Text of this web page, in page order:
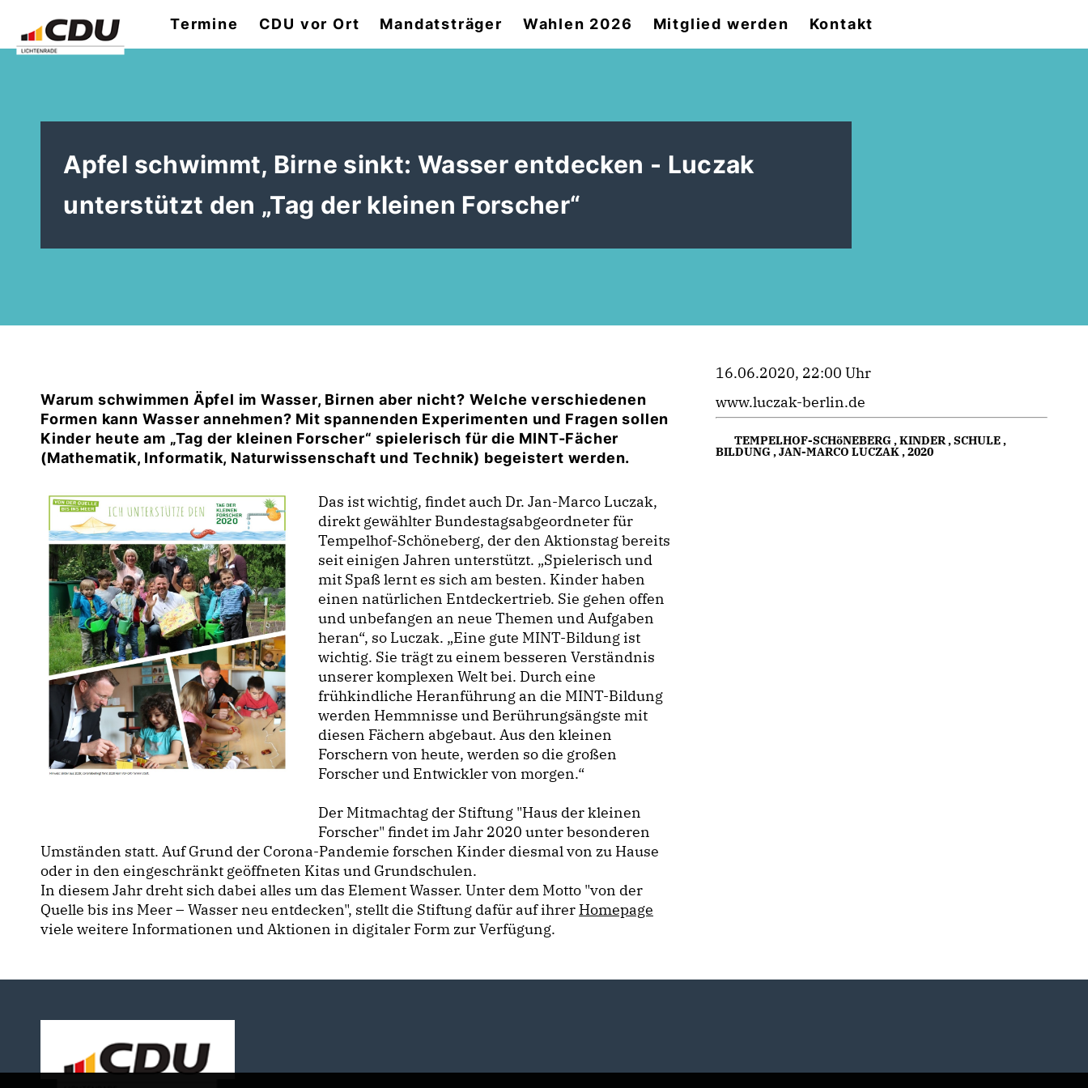
Termine CDU vor Ort Mandatsträger Wahlen 2026 Mitglied werden Kontakt
Apfel schwimmt, Birne sinkt: Wasser entdecken - Luczak
unterstützt den „Tag der kleinen Forscher“
Warum schwimmen Äpfel im Wasser, Birnen aber nicht? Welche verschiedenen
Formen kann Wasser annehmen? Mit spannenden Experimenten und Fragen sollen
Kinder heute am „Tag der kleinen Forscher“ spielerisch für die MINT-Fächer
(Mathematik, Informatik, Naturwissenschaft und Technik) begeistert werden.
Das ist wichtig, findet auch Dr. Jan-Marco Luczak,
direkt gewählter Bundestagsabgeordneter für
Tempelhof-Schöneberg, der den Aktionstag bereits
seit einigen Jahren unterstützt. „Spielerisch und
mit Spaß lernt es sich am besten. Kinder haben
einen natürlichen Entdeckertrieb. Sie gehen offen
und unbefangen an neue Themen und Aufgaben
heran“, so Luczak. „Eine gute MINT-Bildung ist
wichtig. Sie trägt zu einem besseren Verständnis
unserer komplexen Welt bei. Durch eine
frühkindliche Heranführung an die MINT-Bildung
werden Hemmnisse und Berührungsängste mit
diesen Fächern abgebaut. Aus den kleinen
Forschern von heute, werden so die großen
Forscher und Entwickler von morgen.“
Der Mitmachtag der Stiftung "Haus der kleinen
Forscher" findet im Jahr 2020 unter besonderen
Umständen statt. Auf Grund der Corona-Pandemie forschen Kinder diesmal von zu Hause
oder in den eingeschränkt geöffneten Kitas und Grundschulen.
In diesem Jahr dreht sich dabei alles um das Element Wasser. Unter dem Motto "von der
Quelle bis ins Meer – Wasser neu entdecken", stellt die Stiftung dafür auf ihrer Homepage
viele weitere Informationen und Aktionen in digitaler Form zur Verfügung.
16.06.2020, 22:00 Uhr
www.luczak-berlin.de
TEMPELHOF-SCHöNEBERG,KINDER,SCHULE,
BILDUNG,JAN-MARCO LUCZAK,2020